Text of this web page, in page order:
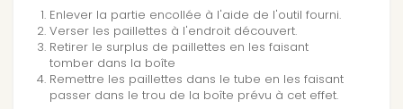
Enlever la partie encollée à l'aide de l'outil fourni.
Verser les paillettes à l'endroit découvert.
Retirer le surplus de paillettes en les faisant
tomber dans la boîte
Remettre les paillettes dans le tube en les faisant
passer dans le trou de la boîte prévu à cet effet.